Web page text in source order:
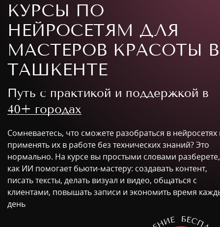
КУРСЫ ПО
НЕЙРОСЕТЯМ ДЛЯ
МАСТЕРОВ КРАСОТЫ В
ТАШКЕНТЕ
Путь с практикой и поддержкой в
40+ городах
Сомневаетесь, что сможете разобраться в нейросетях
применять их в работе без технических знаний? Это
нормально. На курсе вы простыми словами разберете,
как ИИ помогает бьюти-мастеру: создавать контент,
писать тексты, делать визуал и видео, общаться с
клиентами, повышать записи и экономить время
день